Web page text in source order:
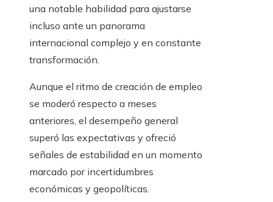
una notable habilidad para ajustarse
incluso ante un panorama
internacional complejo y en constante
transformación.
Aunque el ritmo de creación de empleo
se moderó respecto a meses
anteriores, el desempeño general
superó las expectativas y ofreció
señales de estabilidad en un momento
marcado por incertidumbres
económicas y geopolíticas.